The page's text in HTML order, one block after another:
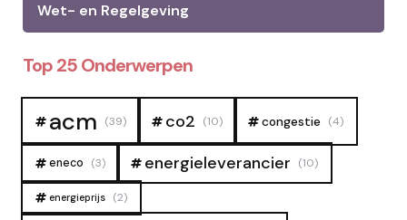
Wet- en Regelgeving
Top 25 Onderwerpen
acm (39) co2 (10) congestie (4)
eneco (3) energieleverancier (10)
energieprijs (2)